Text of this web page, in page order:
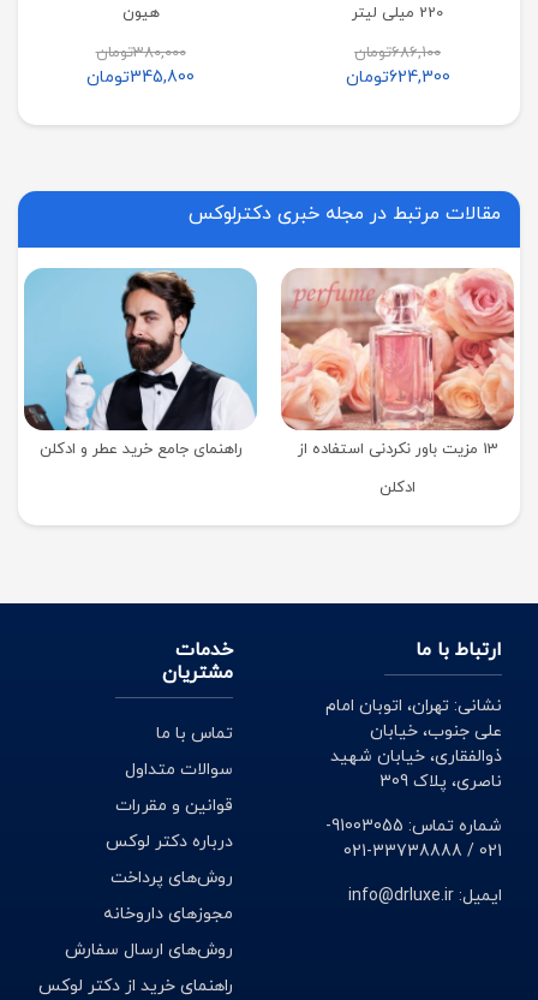
220 میلی لیتر
686,100تومان
624,300تومان
هیون
380,000تومان
345,800تومان
مقالات مرتبط در مجله خبری دکترلوکس
13 مزیت باور نکردنی استفاده از
ادکلن
راهنمای جامع خرید عطر و ادکلن
ارتباط با ما
نشانی: تهران، اتوبان امام
علی جنوب، خیابان
ذوالفقاری، خیابان شهید
ناصری، پلاک 309
شماره تماس: 91003055-
021 / 33738888-021
ایمیل: info@drluxe.ir
خدمات
مشتریان
تماس با ما
سوالات متداول
قوانین و مقررات
درباره دکتر لوکس
روش‌های پرداخت
مجوزهای داروخانه
روش‌های ارسال سفارش
راهنمای خرید از دکتر لوکس